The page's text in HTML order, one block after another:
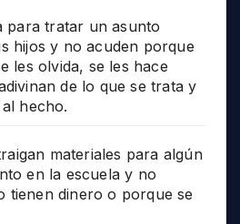
para tratar un asunto
hijos y no acuden porque
les olvida, se les hace
de lo que se trata y
hecho.
materiales para algún
en la escuela y no
tienen dinero o porque se